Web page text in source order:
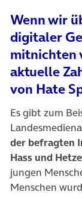
Wenn wir
digitaler
mitnichten
aktuelle
von Hate
Es gibt zum
der befragten
Hass und
jungen
Menschen